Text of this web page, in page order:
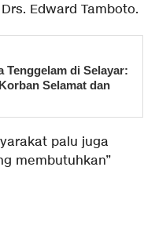
Edward Tamboto.
Tenggelam di Selayar:
Selamat dan
palu juga
membutuhkan”